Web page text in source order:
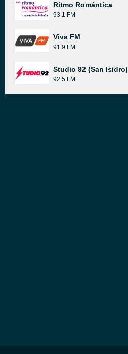
Ritmo Romántica
93.1 FM
Viva FM
91.9 FM
Studio 92 (San Isidro)
92.5 FM